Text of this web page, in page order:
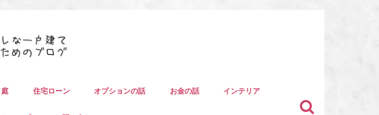
住宅ローン オプションの話 お金の話 インテリア